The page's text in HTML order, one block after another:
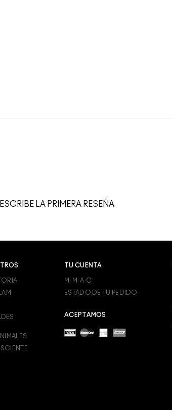
ESCRIBE LA PRIMERA RESEÑA
TU CUENTA
MI M·A·C
ESTADO DE TU PEDIDO
ACEPTAMOS